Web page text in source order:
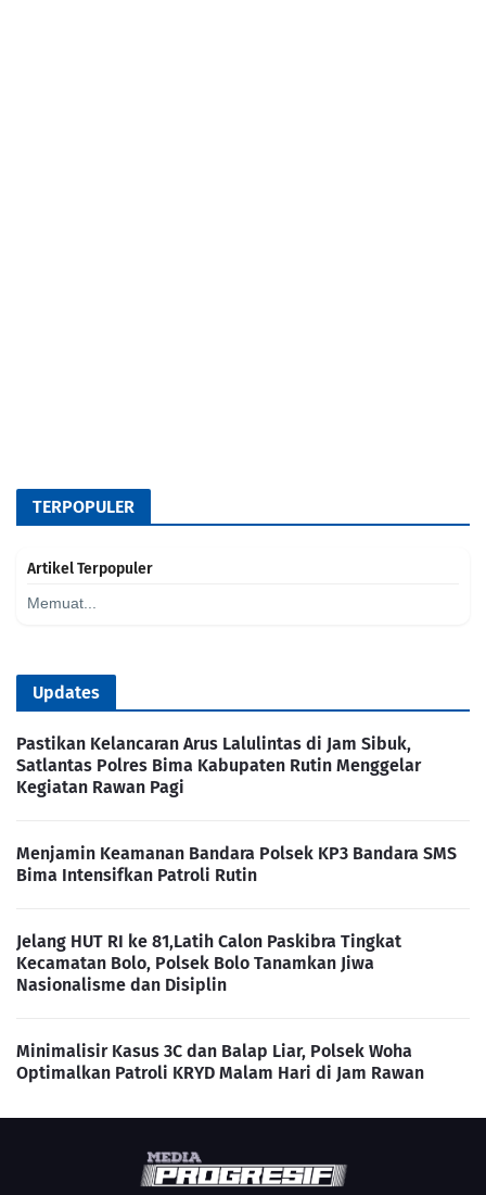
TERPOPULER
Artikel Terpopuler
Memuat...
Updates
Pastikan Kelancaran Arus Lalulintas di Jam Sibuk,
Satlantas Polres Bima Kabupaten Rutin Menggelar
Kegiatan Rawan Pagi
Menjamin Keamanan Bandara Polsek KP3 Bandara SMS
Bima Intensifkan Patroli Rutin
Jelang HUT RI ke 81,Latih Calon Paskibra Tingkat
Kecamatan Bolo, Polsek Bolo Tanamkan Jiwa
Nasionalisme dan Disiplin
Minimalisir Kasus 3C dan Balap Liar, Polsek Woha
Optimalkan Patroli KRYD Malam Hari di Jam Rawan